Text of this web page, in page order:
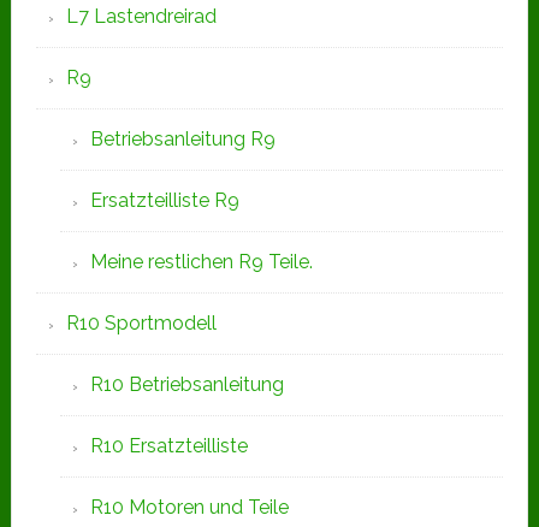
L7 Lastendreirad
R9
Betriebsanleitung R9
Ersatzteilliste R9
Meine restlichen R9 Teile.
R10 Sportmodell
R10 Betriebsanleitung
R10 Ersatzteilliste
R10 Motoren und Teile